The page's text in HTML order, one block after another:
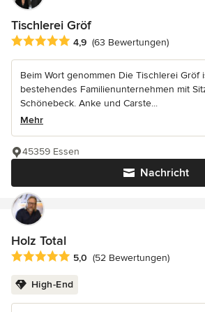
Tischlerei Gröf
Durchschnittliche Bewertung: 4.9 von 5
4,9 (63 Bewertungen)
Beim Wort genommen Die Tischlerei Gröf
bestehendes Familienunternehmen mit
Schönebeck. Anke und Carste...
Mehr
Nachricht
45359 Essen
Holz Total
Durchschnittliche Bewertung: 5 von 5
5,0 (52 Bewertungen)
High-End